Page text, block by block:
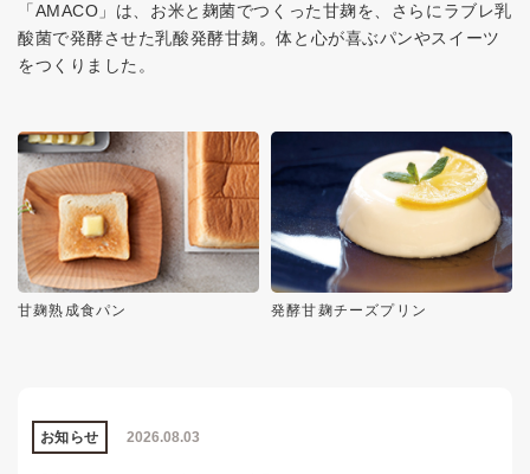
「AMACO」は、お米と麹菌でつくった甘麹を、さらにラブレ乳
酸菌で発酵させた乳酸発酵甘麹。体と心が喜ぶパンやスイーツ
をつくりました。
甘麹熟成食パン 発酵甘麹チーズプリン
2026.08.03
お知らせ